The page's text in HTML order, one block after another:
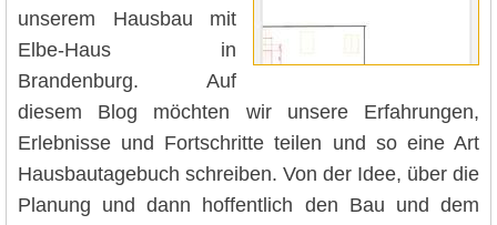
unserem Hausbau mit
Elbe-Haus in
Brandenburg. Auf
diesem Blog möchten wir unsere Erfahrungen,
Erlebnisse und Fortschritte teilen und so eine Art
Hausbautagebuch schreiben. Von der Idee, über die
Planung und dann hoffentlich den Bau und dem